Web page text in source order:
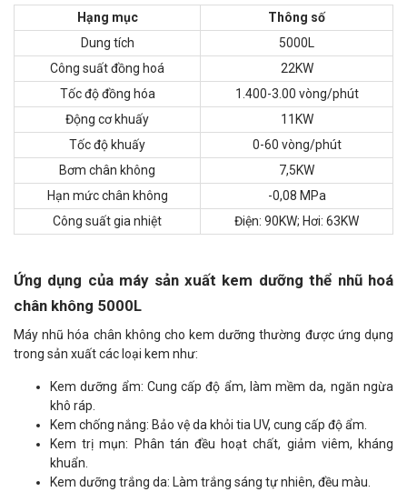
Hạng mục
Thông số
Dung tích
5000L
Công suất đồng hoá
22KW
Tốc độ đồng hóa
1.400-3.00 vòng/phút
Động cơ khuấy
11KW
Tốc độ khuấy
0-60 vòng/phút
Bơm chân không
7,5KW
Hạn mức chân không
-0,08 MPa
Công suất gia nhiệt
Điện: 90KW; Hơi: 63KW
Ứng dụng của máy sản xuất kem dưỡng thể nhũ hoá
chân không 5000L
Máy nhũ hóa chân không cho kem dưỡng thường được ứng dụng
trong sản xuất các loại kem như:
Kem dưỡng ẩm: Cung cấp độ ẩm, làm mềm da, ngăn ngừa
khô ráp.
Kem chống nắng: Bảo vệ da khỏi tia UV, cung cấp độ ẩm.
Kem trị mụn: Phân tán đều hoạt chất, giảm viêm, kháng
khuẩn.
Kem dưỡng trắng da: Làm trắng sáng tự nhiên, đều màu.